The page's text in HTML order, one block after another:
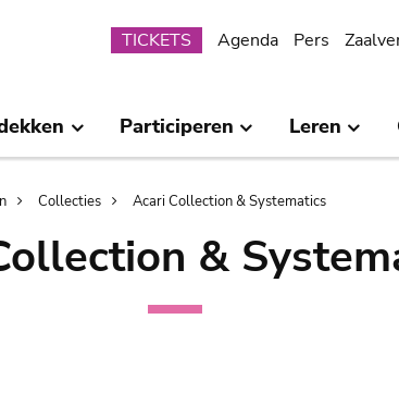
Submenu
TICKETS Agenda Pers
Participeren Leren
Collecties Acari Collection & Systematics
&